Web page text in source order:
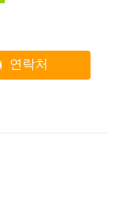
연락처